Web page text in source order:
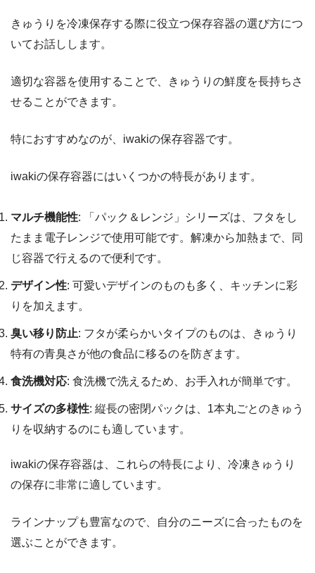
きゅうりを冷凍保存する際に役立つ保存容器の選び方につ
いてお話しします。
適切な容器を使用することで、きゅうりの鮮度を長持ちさ
せることができます。
特におすすめなのが、iwakiの保存容器です。
iwakiの保存容器にはいくつかの特長があります。
マルチ機能性: 「パック＆レンジ」シリーズは、フタをし
たまま電子レンジで使用可能です。解凍から加熱まで、同
じ容器で行えるので便利です。
デザイン性: 可愛いデザインのものも多く、キッチンに彩
りを加えます。
臭い移り防止: フタが柔らかいタイプのものは、きゅうり
特有の青臭さが他の食品に移るのを防ぎます。
食洗機対応: 食洗機で洗えるため、お手入れが簡単です。
サイズの多様性: 縦長の密閉パックは、1本丸ごとのきゅう
りを収納するのにも適しています。
iwakiの保存容器は、これらの特長により、冷凍きゅうり
の保存に非常に適しています。
ラインナップも豊富なので、自分のニーズに合ったものを
選ぶことができます。